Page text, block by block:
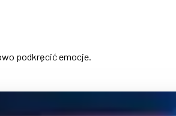
podkręcić emocje.